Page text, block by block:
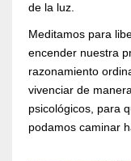
de la luz.
Meditamos para
encender nuestra
razonamiento
vivenciar de
psicológicos, para
podamos caminar